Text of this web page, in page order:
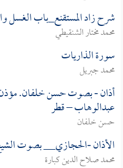
شرح زاد المستقنع_باب الغسل
محمد مختار الشنقيطي
سورة الذاريات
محمد جبريل
أذان - بصوت حسن خلفان. مؤذن
عبدالوهاب – قطر
حسن خلفان
الأذان -الحجازي__ بصوت
محمد صلاح الدين كبارة